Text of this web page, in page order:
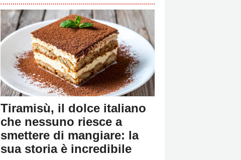
Tiramisù, il dolce italiano
che nessuno riesce a
smettere di mangiare: la
sua storia è incredibile